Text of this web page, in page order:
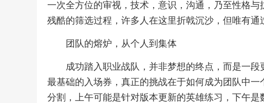
一次全方位的审视，技术，意识，沟通，乃至性格
残酷的筛选过程，许多人在这里折戟沉沙，但唯有通
团队的熔炉，从个人到集体
成功踏入职业战队，并非梦想的终点，而是一
最基础的入场券，真正的挑战在于如何成为团队中
分割，上午可能是针对版本更新的英雄练习，下午